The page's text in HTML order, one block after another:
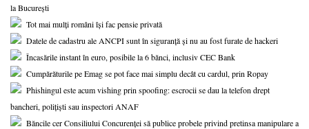
la București
Tot mai mulți români își fac pensie privată
Datele de cadastru ale ANCPI sunt în siguranță și nu au fost furate de hackeri
Încasările instant în euro, posibile la 6 bănci, inclusiv CEC Bank
Cumpărăturile pe Emag se pot face mai simplu decât cu cardul, prin Ropay
Phishingul este acum vishing prin spoofing: escrocii se dau la telefon drept
bancheri, polițiști sau inspectori ANAF
Băncile cer Consiliului Concurenței să publice probele privind pretinsa manipulare a